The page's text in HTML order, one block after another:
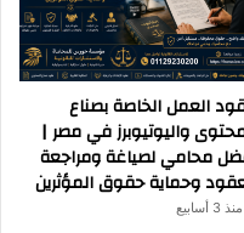
العمل الخاصة بصناع
واليوتيوبرز في مصر |
محامي لصياغة ومراجعة
وحماية حقوق المؤثرين
منذ 3 أسابيع